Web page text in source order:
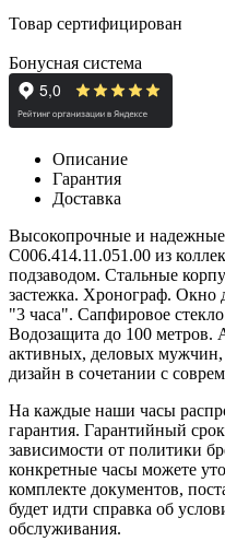
Товар сертифицирован
Бонусная система
Описание
Гарантия
Доставка
Высокопрочные и
C006.414.11.051.00 из
подзаводом. Стальные
застежка. Хронограф. Окно
"3 часа". Сапфировое
Водозащита до 100 метров.
активных, деловых
дизайн в сочетании с
На каждые наши часы
гарантия. Гарантийный
зависимости от политики
конкретные часы можете
комплекте документов,
будет идти справка об
обслуживания.